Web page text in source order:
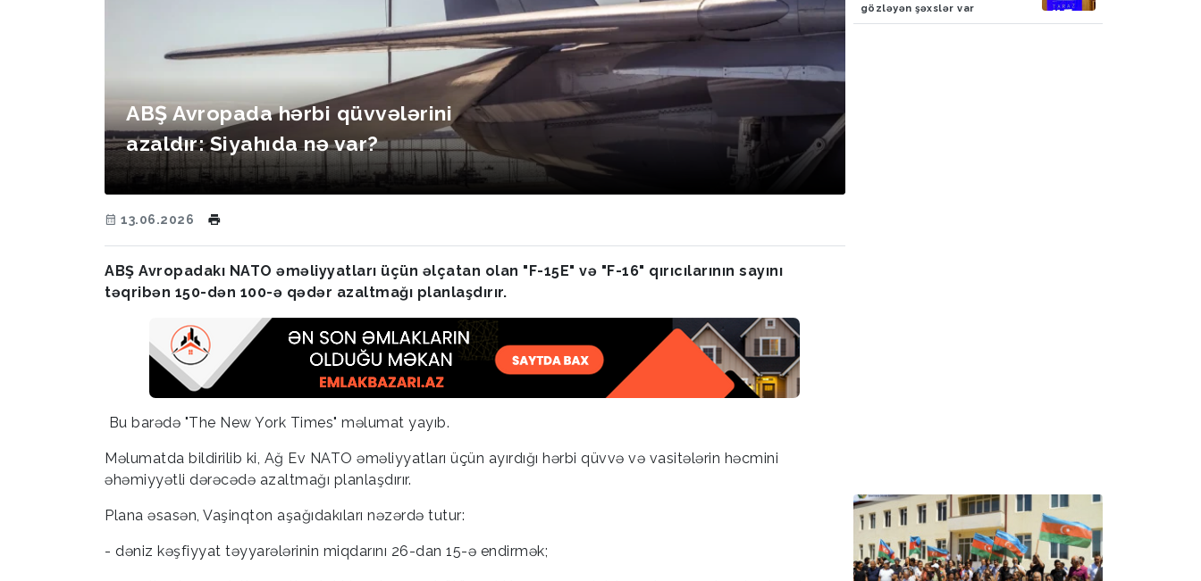
ABŞ Avropada hərbi qüvvələrini
azaldır: Siyahıda nə var?
13.06.2026
ABŞ Avropadakı NATO əməliyyatları üçün əlçatan olan "F-15E" və "F-16" qırıcılarının sayını
təqribən 150-dən 100-ə qədər azaltmağı planlaşdırır.
Bu barədə "The New York Times" məlumat yayıb.
Məlumatda bildirilib ki, Ağ Ev NATO əməliyyatları üçün ayırdığı hərbi qüvvə və vasitələrin həcmini
əhəmiyyətli dərəcədə azaltmağı planlaşdırır.
Plana əsasən, Vaşinqton aşağıdakıları nəzərdə tutur:
- dəniz kəşfiyyat təyyarələrinin miqdarını 26-dan 15-ə endirmək;
gözləyən şəxslər var